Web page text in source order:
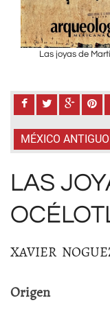
Las joyas de
MÉXICO ANTIGUO
LAS
XAVIER
Origen